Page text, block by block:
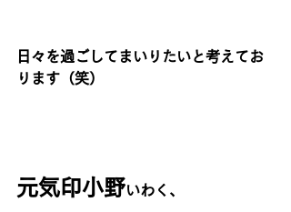
日々を過ごしてまいりたいと考えてお
ります（笑）
元気印小野いわく、